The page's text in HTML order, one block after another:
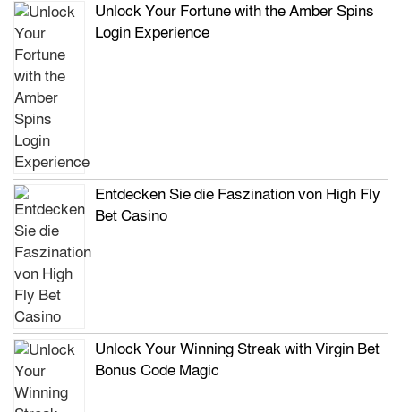
Unlock Your Fortune with the Amber Spins
Login Experience
Entdecken Sie die Faszination von High Fly
Bet Casino
Unlock Your Winning Streak with Virgin Bet
Bonus Code Magic